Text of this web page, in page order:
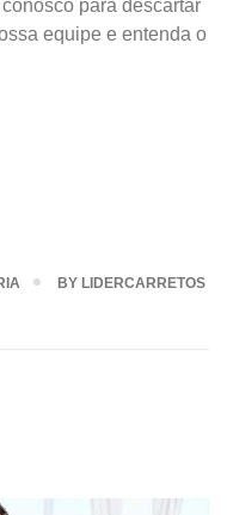
para descartar
equipe e entenda o
BY LIDERCARRETOS